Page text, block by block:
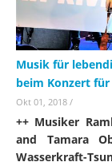
Musik für
beim Konzert
Okt 01, 2018 /
++ Musiker
and Tamara
Wasserkraft-